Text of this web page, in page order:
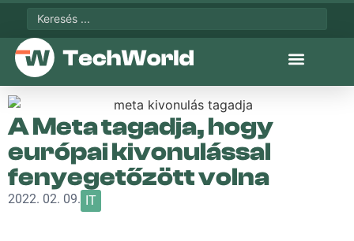
A Meta tagadja, hogy
európai kivonulással
fenyegetőzött volna
2022. 02. 09. IT